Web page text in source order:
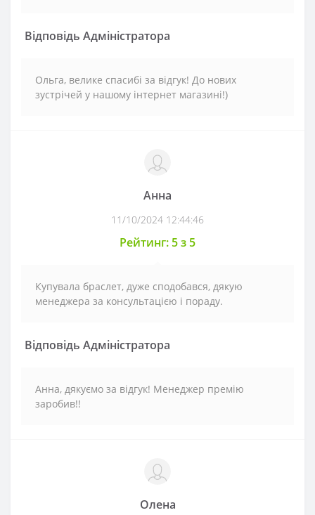
Відповідь Адміністратора
Ольга, велике спасибі за відгук! До нових
зустрічей у нашому інтернет магазині!)
Анна
11/10/2024 12:44:46
Рейтинг: 5 з 5
Купувала браслет, дуже сподобався, дякую
менеджера за консультацією і пораду.
Відповідь Адміністратора
Анна, дякуємо за відгук! Менеджер премію
заробив!!
Олена